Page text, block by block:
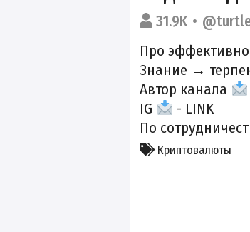
31.9K
Про
Знание →
Автор канала
IG
- LINK
По
Криптовалюты